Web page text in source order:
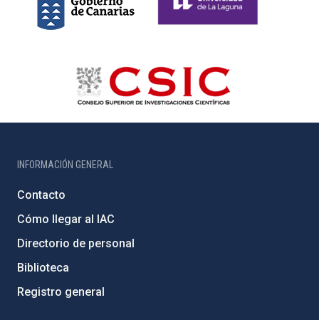
INFORMACIÓN GENERAL
Contacto
Cómo llegar al IAC
Directorio de personal
Biblioteca
Registro general